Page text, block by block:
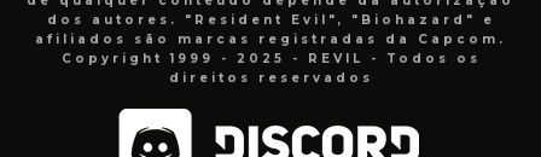
dos autores. "Resident Evil", "Biohazard" e
afiliados são marcas registradas da Capcom.
Copyright 1999 - 2025 - REVIL - Todos os
direitos reservados